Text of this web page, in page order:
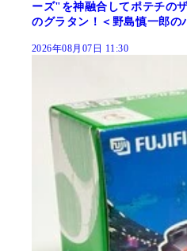
ーズ"を神融合してポテチの
のグラタン！＜野島慎一郎の
2026年08月07日 11:30